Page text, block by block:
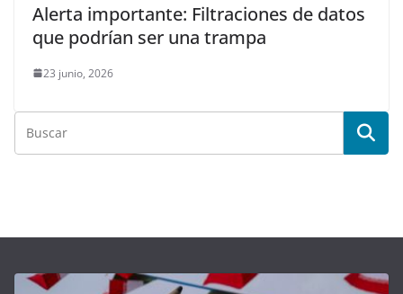
Alerta importante: Filtraciones de datos
que podrían ser una trampa
23 junio, 2026